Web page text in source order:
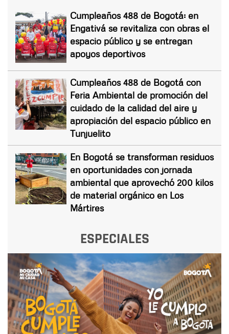
Cumpleaños 488 de Bogotá: en
Engativá se revitaliza con obras el
espacio público y se entregan
apoyos deportivos
Cumpleaños 488 de Bogotá con
Feria Ambiental de promoción del
cuidado de la calidad del aire y
apropiación del espacio público en
Tunjuelito
En Bogotá se transforman residuos
en oportunidades con jornada
ambiental que aprovechó 200 kilos
de material orgánico en Los
Mártires
ESPECIALES